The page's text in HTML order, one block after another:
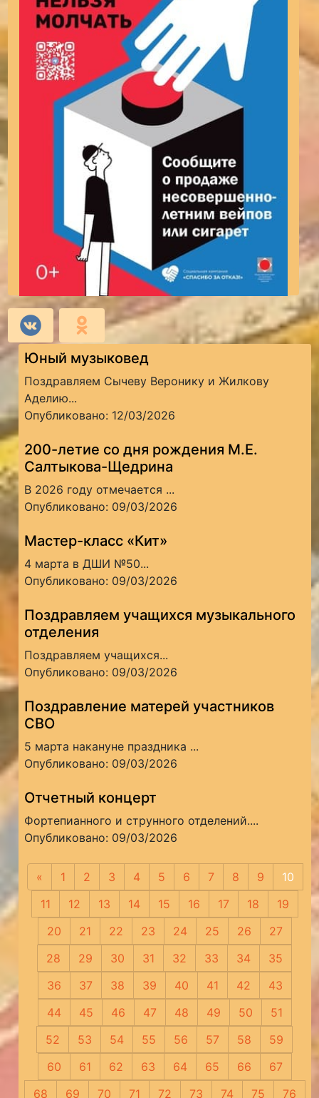
Юный музыковед
Поздравляем Сычеву Веронику и Жилкову
Аделию...
Опубликовано: 12/03/2026
200-летие со дня рождения М.Е.
Салтыкова-Щедрина
В 2026 году отмечается ...
Опубликовано: 09/03/2026
Мастер-класс «Кит»
4 марта в ДШИ №50...
Опубликовано: 09/03/2026
Поздравляем учащихся музыкального
отделения
Поздравляем учащихся...
Опубликовано: 09/03/2026
Поздравление матерей участников
СВО
5 марта накануне праздника ...
Опубликовано: 09/03/2026
Отчетный концерт
Фортепианного и струнного отделений....
Опубликовано: 09/03/2026
« Предыдущая
1 2 3 4 5 6 7 8 9
10
11
12 13 14 15 16 17 18
19
20
21 22 23 24 25 26
27
28
29 30 31 32 33 34
35
36
37 38 39 40 41 42
43
44
45 46 47 48 49 50
51
52
53 54 55 56 57 58
59
60
61 62 63 64 65 66
67
68
69 70 71 72 73 74 75
76